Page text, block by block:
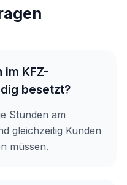
im KFZ-
besetzt?
Stunden am
gleichzeitig Kunden
müssen.